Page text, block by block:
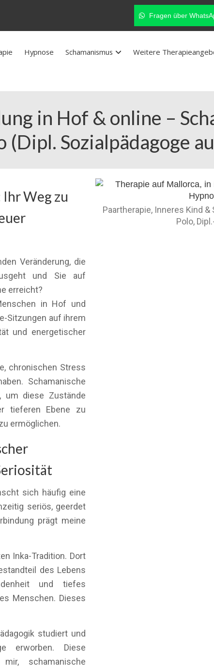
Fragen über
Hypnose Schamanismus Weitere
in Hof & online –
(Dipl. Sozialpädagoge
Weg zu
Veränderung, die
und Sie auf
erreicht?
in Hof und
Sitzungen auf ihrem
und energetischer
chronischen Stress
Schamanische
um diese Zustände
tieferen Ebene zu
ermöglichen.
sich häufig eine
seriös, geerdet
prägt meine
Inka-Tradition. Dort
des Lebens
und tiefes
Menschen. Dieses
studiert und
erworben. Diese
schamanische
Paartherapie, Inneres Kind
Polo,